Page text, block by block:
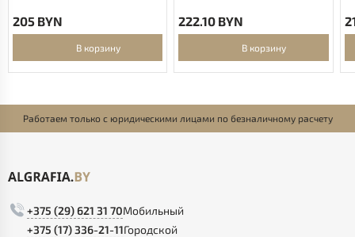
205 BYN
В корзину
222.10 BYN
В корзину
Работаем только с юридическими лицами по безналичному расчету
+375 (29) 621 31 70Мобильный
+375 (17) 336-21-11Городской